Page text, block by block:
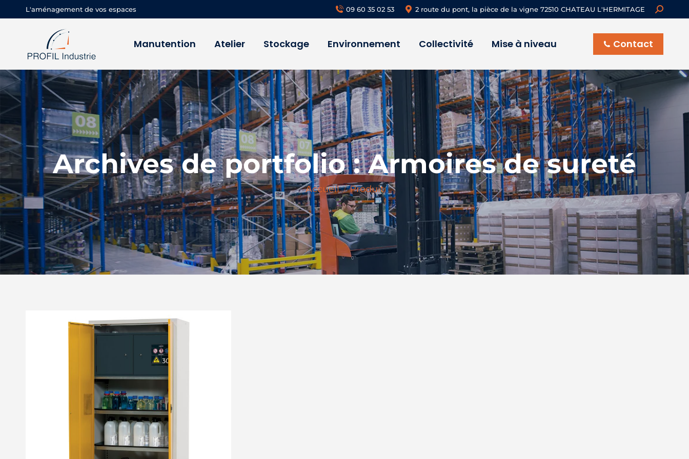
L'aménagement de vos espaces 09 60 35 02 53 2 route du pont, la pièce de la vigne 72510 CHATEAU L'HERMITAGE
:
Manutention Atelier Stockage Environnement Collectivité Mise à niveau Contact
Archives de portfolio :Armoires de sureté
Vous êtes ici :
Accueil Produit